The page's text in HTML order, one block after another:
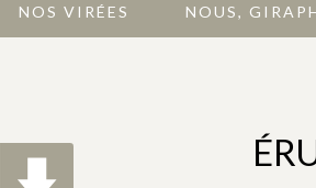
NOS VIRÉES NOUS,